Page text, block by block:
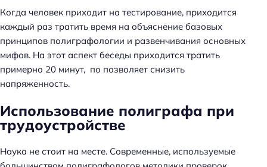
Когда человек приходит на тестирование, приходится
каждый раз тратить время на объяснение базовых
принципов полиграфологии и развенчивания основных
мифов. На этот аспект беседы приходится тратить
примерно 20 минут, по позволяет снизить
напряженность.
Использование полиграфа при
трудоустройстве
Наука не стоит на месте. Современные, используемые